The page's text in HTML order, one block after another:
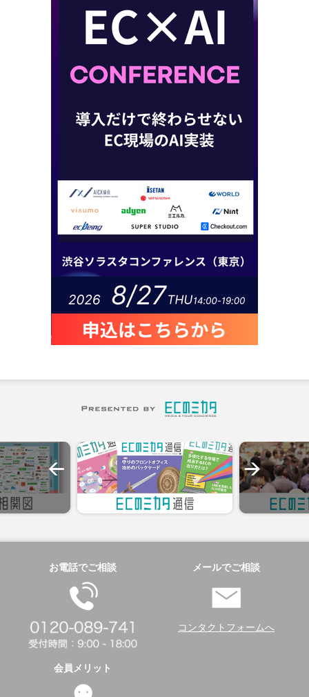
お電話でご相談 メールでご相談
コンタクトフォームへ
会員メリット